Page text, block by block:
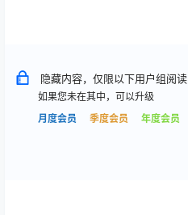
隐藏内容，仅限以下用户组阅读
如果您未在其中，可以升级
月度会员
季度会员 年度会员